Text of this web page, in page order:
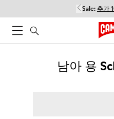
Sale: 추가
남아 용